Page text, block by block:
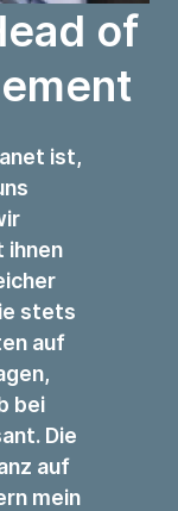
of
ist,
ihnen
stets
auf
bei
Die
auf
mein